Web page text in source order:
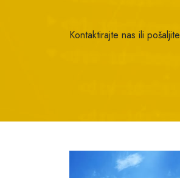
Kontaktirajte nas ili pošaljite